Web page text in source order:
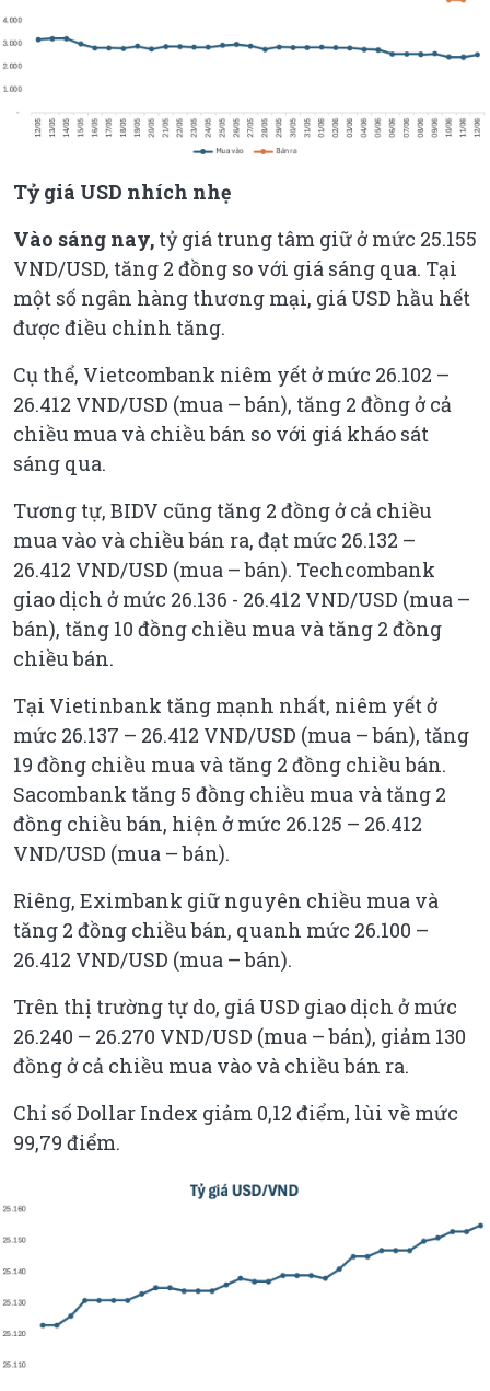
Tỷ giá USD nhích nhẹ
Vào sáng nay, tỷ giá trung tâm giữ ở mức 25.155
VND/USD, tăng 2 đồng so với giá sáng qua. Tại
một số ngân hàng thương mại, giá USD hầu hết
được điều chỉnh tăng.
Cụ thể, Vietcombank niêm yết ở mức 26.102 –
26.412 VND/USD (mua – bán), tăng 2 đồng ở cả
chiều mua và chiều bán so với giá kháo sát
sáng qua.
Tương tự, BIDV cũng tăng 2 đồng ở cả chiều
mua vào và chiều bán ra, đạt mức 26.132 –
26.412 VND/USD (mua – bán). Techcombank
giao dịch ở mức 26.136 - 26.412 VND/USD (mua –
bán), tăng 10 đồng chiều mua và tăng 2 đồng
chiều bán.
Tại Vietinbank tăng mạnh nhất, niêm yết ở
mức 26.137 – 26.412 VND/USD (mua – bán), tăng
19 đồng chiều mua và tăng 2 đồng chiều bán.
Sacombank tăng 5 đồng chiều mua và tăng 2
đồng chiều bán, hiện ở mức 26.125 – 26.412
VND/USD (mua – bán).
Riêng, Eximbank giữ nguyên chiều mua và
tăng 2 đồng chiều bán, quanh mức 26.100 –
26.412 VND/USD (mua – bán).
Trên thị trường tự do, giá USD giao dịch ở mức
26.240 – 26.270 VND/USD (mua – bán), giảm 130
đồng ở cả chiều mua vào và chiều bán ra.
Chỉ số Dollar Index giảm 0,12 điểm, lùi về mức
99,79 điểm.